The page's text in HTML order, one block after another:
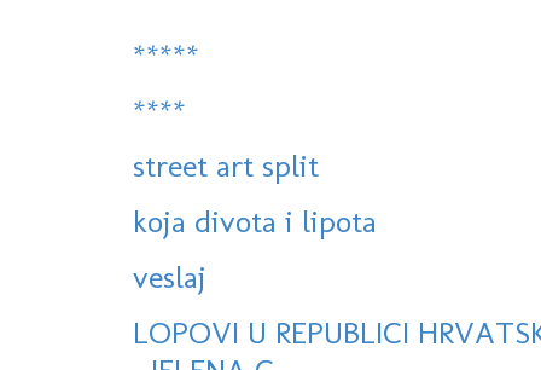
*****
****
street art split
koja divota i lipota
veslaj
LOPOVI U REPUBLICI